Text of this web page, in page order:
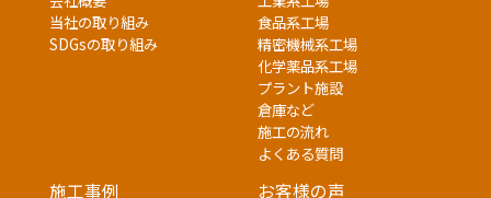
当社の取り組み
SDGsの取り組み
食品系工場
精密機械系工場
化学薬品系工場
プラント施設
倉庫など
施工の流れ
よくある質問
施工事例
お客様の声